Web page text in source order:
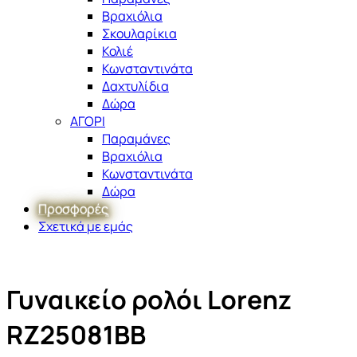
Βραχιόλια
Σκουλαρίκια
Κολιέ
Κωνσταντινάτα
Δαχτυλίδια
Δώρα
ΑΓΟΡΙ
Παραμάνες
Βραχιόλια
Κωνσταντινάτα
Δώρα
Προσφορές
Σχετικά με εμάς
Γυναικείο ρολόι Lorenz
RZ25081BB